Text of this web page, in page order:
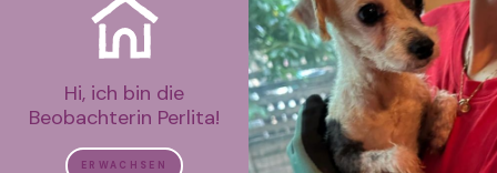
Hi, ich bin die
Beobachterin Perlita!
ERWACHSEN